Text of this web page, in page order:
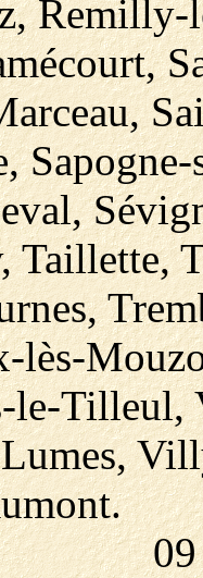
Remilly-
Taillette,
lès-
Tilleul,